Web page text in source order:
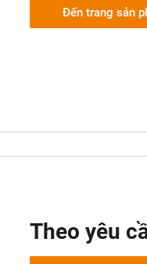
Đến trang sản
Theo yêu